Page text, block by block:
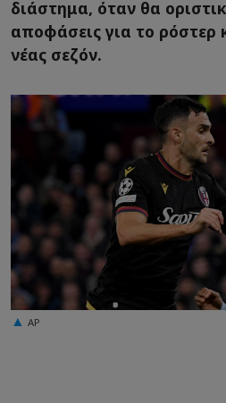
διάστημα, όταν θα
αποφάσεις για το ρόστερ
νέας σεζόν.
AP